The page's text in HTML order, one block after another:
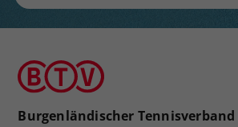
Burgenländischer Tennisverband